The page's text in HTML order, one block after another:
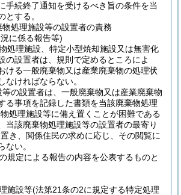
手続終了通知を受けるべき旨の条件を当
とする。
物処理施設等の設置者の責務
に係る報告等)
処理施設、特定小型焼却施設又は無害化
の設置者は、規則で定めるところによ
ける一般廃棄物又は産業廃棄物の処理状
なければならない。
の設置者は、一般廃棄物又は産業廃棄物
る事項を記録した書類を当該廃棄物処理
処理施設等に備え置くことが困難である
当該廃棄物処理施設等の設置者の最寄り
き、関係住民の求めに応じ、その閲覧に
ない。
規定による報告の内容を公表するものと
施設等(法第21条の2に規定する特定処理